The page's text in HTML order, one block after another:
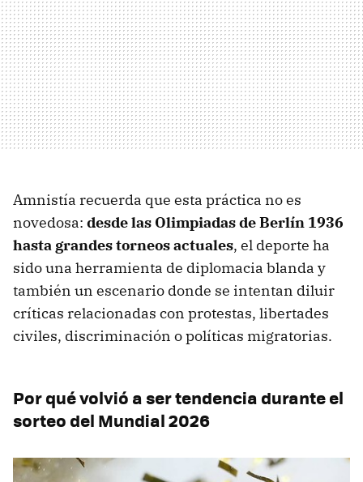
Amnistía recuerda que esta práctica no es
novedosa: desde las Olimpiadas de Berlín 1936
hasta grandes torneos actuales, el deporte ha
sido una herramienta de diplomacia blanda y
también un escenario donde se intentan diluir
críticas relacionadas con protestas, libertades
civiles, discriminación o políticas migratorias.
Por qué volvió a ser tendencia durante el
sorteo del Mundial 2026